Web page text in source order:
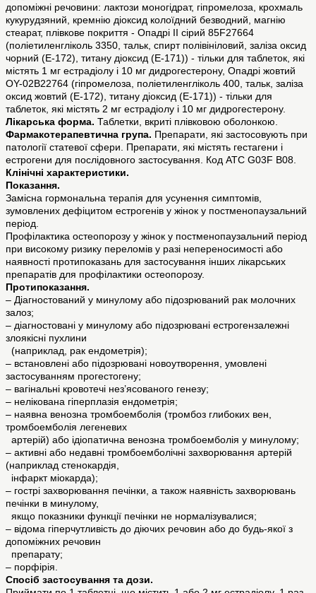
допоміжні речовини: лактози моногідрат, гіпромелоза, крохмаль
кукурудзяний, кремнію діоксид колоїдний безводний, магнію
стеарат, плівкове покриття - Опадрі II сірий 85F27664
(поліетиленгліколь 3350, тальк, спирт полівініловий, заліза оксид
чорний (Е-172), титану діоксид (Е-171)) - тільки для таблеток, які
містять 1 мг естрадіолу і 10 мг дидрогестерону, Опадрі жовтий
OY-02В22764 (гіпромелоза, поліетиленгліколь 400, тальк, заліза
оксид жовтий (Е-172), титану діоксид (Е-171)) - тільки для
таблеток, які містять 2 мг естрадіолу і 10 мг дидрогестерону.
Лікарська форма. Таблетки, вкриті плівковою оболонкою.
Фармакотерапевтична група. Препарати, які застосовують при
патології статевої сфери. Препарати, які містять гестагени і
естрогени для послідовного застосування. Код АТС G03F B08.
Клінічні характеристики.
Показання.
Замісна гормональна терапія для усунення симптомів,
зумовлених дефіцитом естрогенів у жінок у постменопаузальний
період.
Профілактика остеопорозу у жінок у постменопаузальний період
при високому ризику переломів у разі непереносимості або
наявності протипоказань для застосування інших лікарських
препаратів для профілактики остеопорозу.
Протипоказання.
– Діагностований у минулому або підозрюваний рак молочних
залоз;
– діагностовані у минулому або підозрювані естрогензалежні
злоякісні пухлини
(наприклад, рак ендометрія);
– встановлені або підозрювані новоутворення, умовлені
застосуванням прогестогену;
– вагінальні кровотечі нез’ясованого генезу;
– нелікована гіперплазія ендометрія;
– наявна венозна тромбоемболія (тромбоз глибоких вен,
тромбоемболія легеневих
артерій) або ідіопатична венозна тромбоемболія у минулому;
– активні або недавні тромбоемболічні захворювання артерій
(наприклад стенокардія,
інфаркт міокарда);
– гострі захворювання печінки, а також наявність захворювань
печінки в минулому,
якщо показники функції печінки не нормалізувалися;
– відома гіперчутливість до діючих речовин або до будь-якої з
допоміжних речовин
препарату;
– порфірія.
Спосіб застосування та дози.